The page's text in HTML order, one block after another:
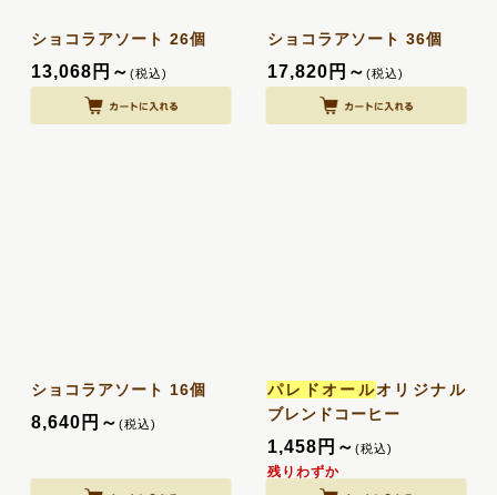
ショコラアソート 26個
13,068 円 ～(税込)
ショコラアソート 36個
17,820 円 ～ (税込)
ショコラアソート 16個
8,640 円 ～(税込)
パレドオールオリジナル
ブレンドコーヒー
1,458 円 ～ (税込)
残りわずか